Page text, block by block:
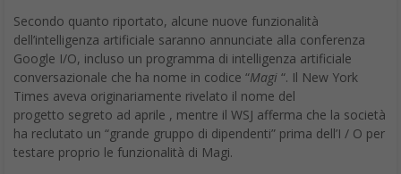
Secondo quanto riportato, alcune nuove funzionalità
dell’intelligenza artificiale saranno annunciate alla conferenza
Google I/O, incluso un programma di intelligenza artificiale
conversazionale che ha nome in codice “Magi “. Il New York
Times aveva originariamente rivelato il nome del
progetto segreto ad aprile , mentre il WSJ afferma che la società
ha reclutato un “grande gruppo di dipendenti” prima dell’I / O per
testare proprio le funzionalità di Magi.